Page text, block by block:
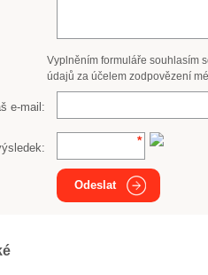
Vyplněním formuláře souhlasím
údajů za účelem zodpovězení
e-mail:
Odeslat